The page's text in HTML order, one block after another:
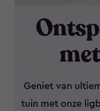
Geniet van
tuin met onze